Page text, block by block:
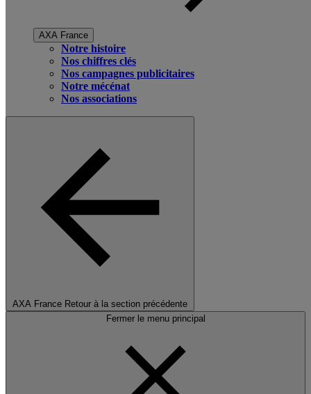
AXA France
Notre histoire
Nos chiffres clés
Nos campagnes publicitaires
Notre mécénat
Nos associations
AXA France Retour à la section précédente
Fermer le menu principal